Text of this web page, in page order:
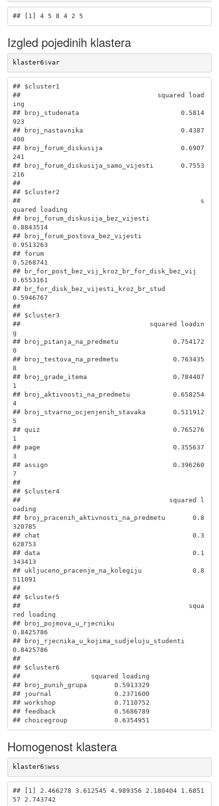
## [1] 4 5 8 4 2 5
Izgled pojedinih klastera
klaster6$var
## $cluster1
##                                   squared load
ing
## broj_studenata                          0.5814
923
## broj_nastavnika                         0.4387
400
## broj_forum_diskusija                    0.6907
241
## broj_forum_diskusija_samo_vijesti       0.7553
216
##
## $cluster2
##                                              s
quared loading
## broj_forum_diskusija_bez_vijesti
0.8843514
## broj_forum_postova_bez_vijesti
0.9513263
## forum
0.5268741
## br_for_post_bez_vij_kroz_br_for_disk_bez_vij
0.6553161
## br_for_disk_bez_vijesti_kroz_br_stud
0.5946767
##
## $cluster3
##                                 squared loadin
g
## broj_pitanja_na_predmetu              0.754172
0
## broj_testova_na_predmetu              0.763435
8
## broj_grade_itema                      0.784407
1
## broj_aktivnosti_na_predmetu           0.658254
4
## broj_stvarno_ocjenjenih_stavaka       0.511912
5
## quiz                                  0.765276
1
## page                                  0.355637
3
## assign                                0.396260
7
##
## $cluster4
##                                      squared l
oading
## broj_pracenih_aktivnosti_na_predmetu       0.8
320785
## chat                                       0.3
628753
## data                                       0.1
343413
## ukljuceno_pracenje_na_kolegiju             0.8
511091
##
## $cluster5
##                                           squa
red loading
## broj_pojmova_u_rjecniku
0.8425786
## broj_rjecnika_u_kojima_sudjeluju_studenti
0.8425786
##
## $cluster6
##                  squared loading
## broj_punih_grupa       0.5913329
## journal                0.2371600
## workshop               0.7110752
## feedback               0.5686789
## choicegroup            0.6354951
Homogenost klastera
klaster6$wss
## [1] 2.466278 3.612545 4.989356 2.180404 1.6851
57 2.743742